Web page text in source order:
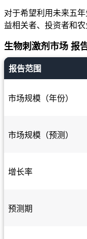
对于希望利用未来五
益相关者、投资者和
生物刺激剂市场 报
报告范围
市场规模（年份）
市场规模（预测）
增长率
预测期